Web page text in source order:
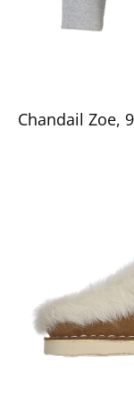
Chandail Zoe,